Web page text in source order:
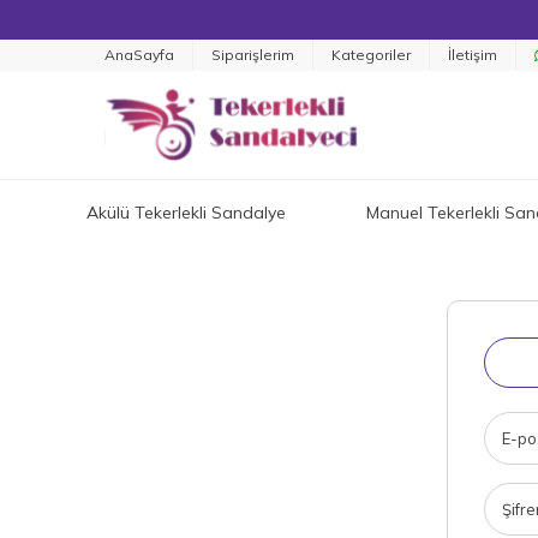
AnaSayfa Siparişlerim Kategoriler İletişim
Akülü Tekerlekli Sandalye Manuel Tekerlekli
E-